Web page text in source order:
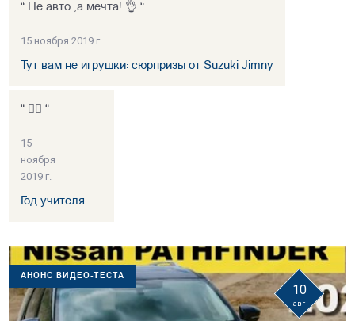
“ Не авто ,а мечта! 👌 “
15 ноября 2019 г.
Тут вам не игрушки: сюрпризы от Suzuki Jimny
“ 👍🏻 “
15
ноября
2019 г.
Год учителя
АНОНС ВИДЕО-ТЕСТА
10
авг